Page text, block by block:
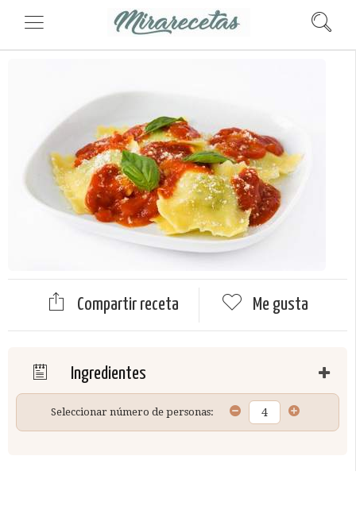
Compartir receta Me gusta
Ingredientes
Seleccionar número de personas: